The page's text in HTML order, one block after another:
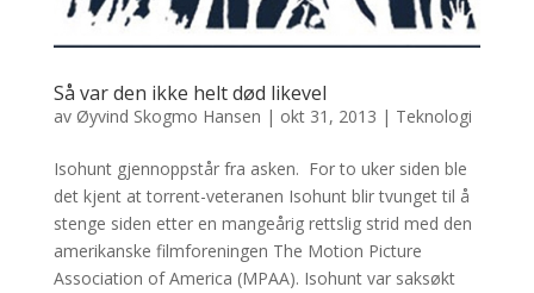
Så var den ikke helt død likevel
av Øyvind Skogmo Hansen | okt 31, 2013 | Teknologi
Isohunt gjennoppstår fra asken. For to uker siden ble
det kjent at torrent-veteranen Isohunt blir tvunget til å
stenge siden etter en mangeårig rettslig strid med den
amerikanske filmforeningen The Motion Picture
Association of America (MPAA). Isohunt var saksøkt